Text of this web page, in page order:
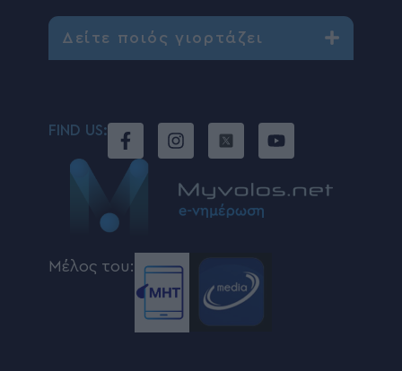
Δείτε ποιός γιορτάζει
FIND US:
Μέλος του: